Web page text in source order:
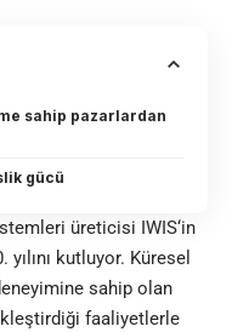
sahip pazarlardan
gücü
üreticisi IWIS‘in
kutluyor. Küresel
sahip olan
faaliyetlerle